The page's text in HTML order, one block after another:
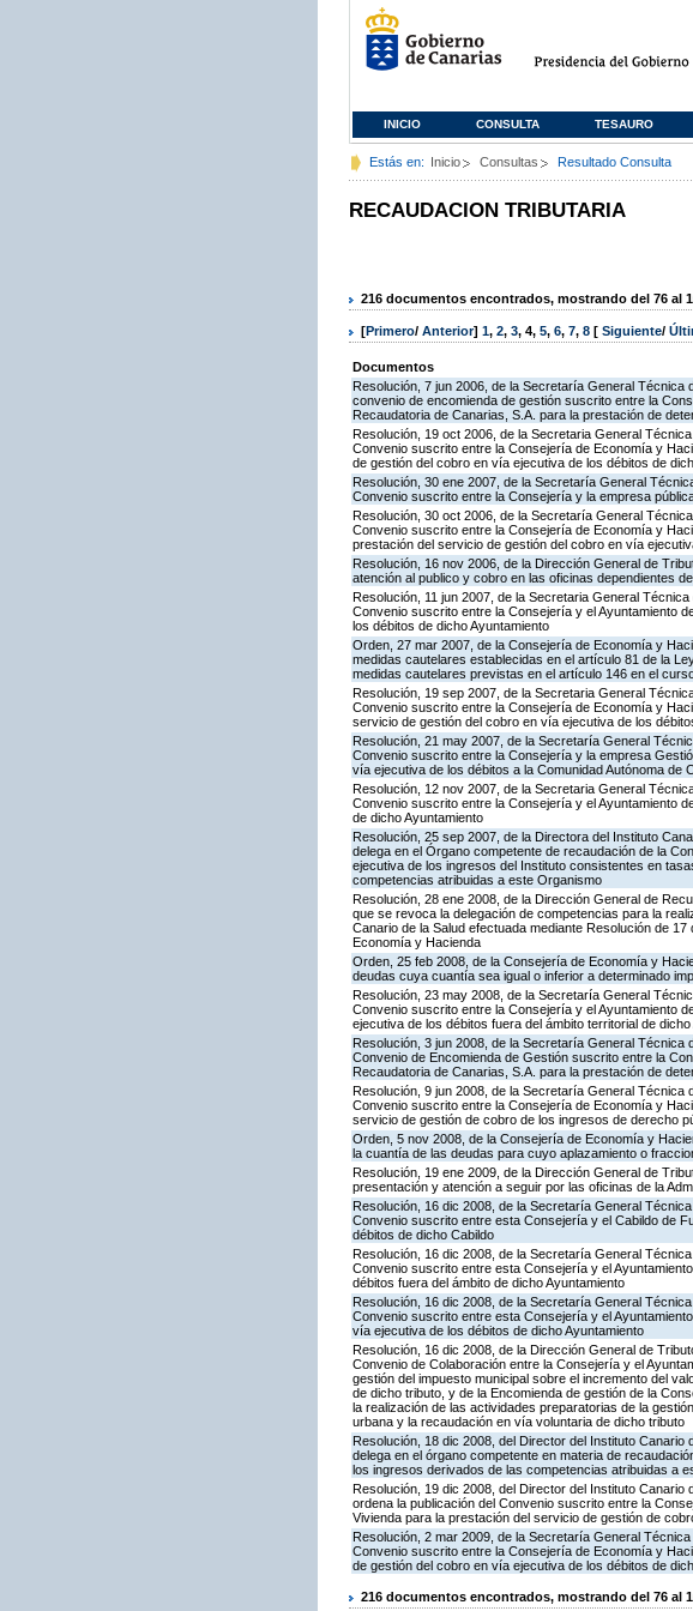
INICIO CONSULTA TESAURO
Estás en: Inicio Consultas Resultado Consulta
RECAUDACION TRIBUTARIA
216 documentos encontrados, mostrando del 76 al
[Primero/ Anterior] 1, 2, 3, 4, 5, 6, 7, 8 [ Siguiente/
Documentos
Resolución, 7 jun 2006, de la Secretaría General
convenio de encomienda de gestión suscrito entre la
Recaudatoria de Canarias, S.A. para la prestación de
Resolución, 19 oct 2006, de la Secretaria General
Convenio suscrito entre la Consejería de Economía y
de gestión del cobro en vía ejecutiva de los débitos de
Resolución, 30 ene 2007, de la Secretaría General
Convenio suscrito entre la Consejería y la empresa
Resolución, 30 oct 2006, de la Secretaría General
Convenio suscrito entre la Consejería de Economía y
prestación del servicio de gestión del cobro en vía
Resolución, 16 nov 2006, de la Dirección General de
atención al publico y cobro en las oficinas dependientes
Resolución, 11 jun 2007, de la Secretaria General
Convenio suscrito entre la Consejería y el Ayuntamiento
los débitos de dicho Ayuntamiento
Orden, 27 mar 2007, de la Consejería de Economía y
medidas cautelares establecidas en el artículo 81 de la
medidas cautelares previstas en el artículo 146 en el
Resolución, 19 sep 2007, de la Secretaria General
Convenio suscrito entre la Consejería de Economía y
servicio de gestión del cobro en vía ejecutiva de los
Resolución, 21 may 2007, de la Secretaría General
Convenio suscrito entre la Consejería y la empresa
vía ejecutiva de los débitos a la Comunidad Autónoma de
Resolución, 12 nov 2007, de la Secretaria General
Convenio suscrito entre la Consejería y el Ayuntamiento
de dicho Ayuntamiento
Resolución, 25 sep 2007, de la Directora del Instituto
delega en el Órgano competente de recaudación de la
ejecutiva de los ingresos del Instituto consistentes en
competencias atribuidas a este Organismo
Resolución, 28 ene 2008, de la Dirección General de
que se revoca la delegación de competencias para la
Canario de la Salud efectuada mediante Resolución de
Economía y Hacienda
Orden, 25 feb 2008, de la Consejería de Economía y
deudas cuya cuantía sea igual o inferior a determinado
Resolución, 23 may 2008, de la Secretaría General
Convenio suscrito entre la Consejería y el Ayuntamiento
ejecutiva de los débitos fuera del ámbito territorial de
Resolución, 3 jun 2008, de la Secretaría General
Convenio de Encomienda de Gestión suscrito entre la
Recaudatoria de Canarias, S.A. para la prestación de
Resolución, 9 jun 2008, de la Secretaría General
Convenio suscrito entre la Consejería de Economía y
servicio de gestión de cobro de los ingresos de derecho
Orden, 5 nov 2008, de la Consejería de Economía y
la cuantía de las deudas para cuyo aplazamiento o
Resolución, 19 ene 2009, de la Dirección General de
presentación y atención a seguir por las oficinas de la
Resolución, 16 dic 2008, de la Secretaría General
Convenio suscrito entre esta Consejería y el Cabildo de
débitos de dicho Cabildo
Resolución, 16 dic 2008, de la Secretaría General
Convenio suscrito entre esta Consejería y el
débitos fuera del ámbito de dicho Ayuntamiento
Resolución, 16 dic 2008, de la Secretaría General
Convenio suscrito entre esta Consejería y el
vía ejecutiva de los débitos de dicho Ayuntamiento
Resolución, 16 dic 2008, de la Dirección General de
Convenio de Colaboración entre la Consejería y el
gestión del impuesto municipal sobre el incremento del
de dicho tributo, y de la Encomienda de gestión de la
la realización de las actividades preparatorias de la
urbana y la recaudación en vía voluntaria de dicho tributo
Resolución, 18 dic 2008, del Director del Instituto
delega en el órgano competente en materia de
los ingresos derivados de las competencias atribuidas a
Resolución, 19 dic 2008, del Director del Instituto
ordena la publicación del Convenio suscrito entre la
Vivienda para la prestación del servicio de gestión de
Resolución, 2 mar 2009, de la Secretaría General
Convenio suscrito entre la Consejería de Economía y
de gestión del cobro en vía ejecutiva de los débitos de
216 documentos encontrados, mostrando del 76 al